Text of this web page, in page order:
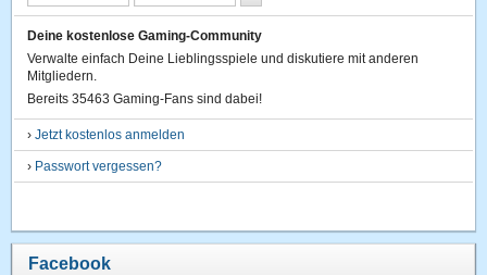
Deine kostenlose Gaming-Community
Verwalte einfach Deine Lieblingsspiele und diskutiere mit anderen
Mitgliedern.
Bereits 35463 Gaming-Fans sind dabei!
›Jetzt kostenlos anmelden
› Passwort vergessen?
Facebook